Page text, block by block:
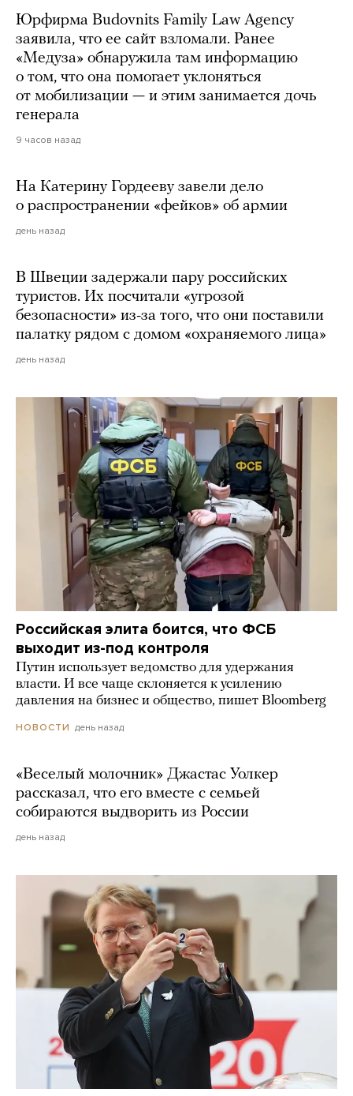
Юрфирма Budovnits Family Law Agency
заявила, что ее сайт взломали. Ранее
«Медуза» обнаружила там информацию
о том, что она помогает уклоняться
от мобилизации — и этим занимается дочь
генерала
9 часов назад
На Катерину Гордееву завели дело
о распространении «фейков» об армии
день назад
В Швеции задержали пару российских
туристов. Их посчитали «угрозой
безопасности» из-за того, что они поставили
палатку рядом с домом «охраняемого лица»
день назад
Российская элита боится, что ФСБ
выходит из-под контроля
Путин использует ведомство для удержания
власти. И все чаще склоняется к усилению
давления на бизнес и общество, пишет Bloomberg
НОВОСТИ день назад
«Веселый молочник» Джастас Уолкер
рассказал, что его вместе с семьей
собираются выдворить из России
день назад